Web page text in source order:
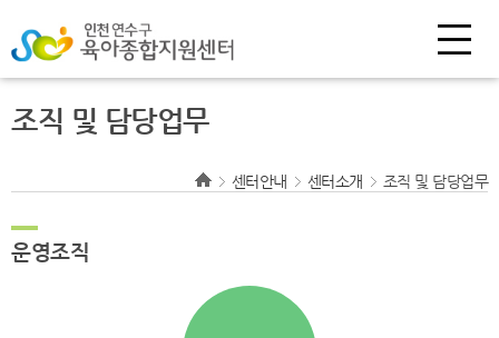
조직 및 담당업무
센터안내 센터소개 조직 및 담당업무
운영조직